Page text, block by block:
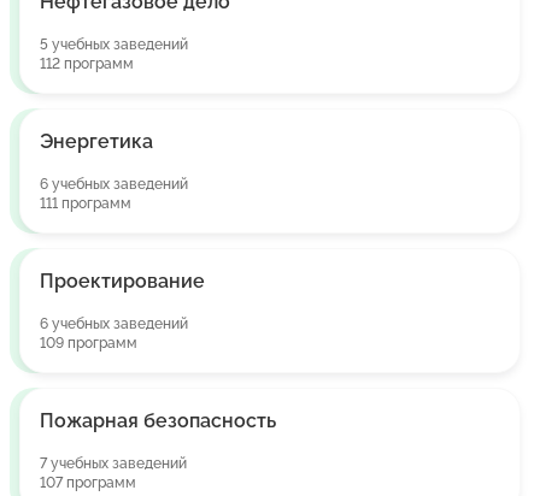
5 учебных заведений
112 программ
Энергетика
6 учебных заведений
111 программ
Проектирование
6 учебных заведений
109 программ
Пожарная безопасность
7 учебных заведений
107 программ